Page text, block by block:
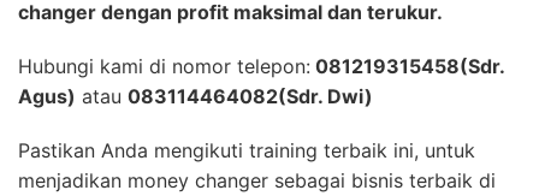
changer dengan profit maksimal dan terukur.
Hubungi kami di nomor telepon: 081219315458(Sdr.
Agus) atau 083114464082(Sdr. Dwi)
Pastikan Anda mengikuti training terbaik ini, untuk
menjadikan money changer sebagai bisnis terbaik di